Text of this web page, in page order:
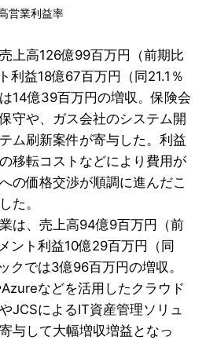
営業利益率
上高126億99百万円（前期比
利益18億67百万円（同21.1％
14億39百万円の増収。保険会
守や、ガス会社のシステム開
ム刷新案件が寄与した。利益
移転コストなどにより費用が
の価格交渉が順調に進んだこ
た。
は、売上高94億9百万円（前
ント利益10億29百万円（同
クでは3億96百万円の増収。
などを活用したクラウド
JCSによるIT資産管理ソリュ
与して大幅増収増益となっ